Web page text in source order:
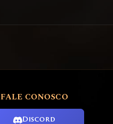
FALE CONOSCO
Discord